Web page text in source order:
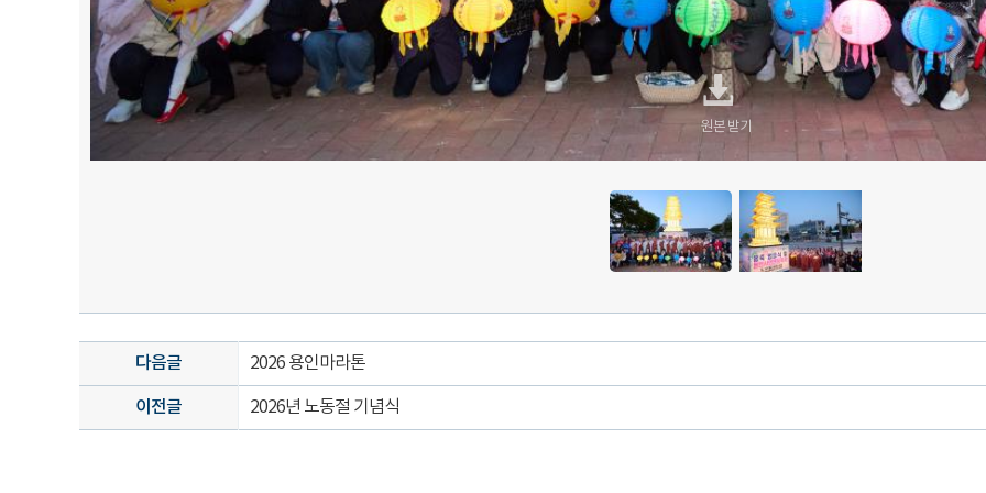
원본 받기
원본 받기
다음글 2026 용인마라톤
이전글 2026년 노동절 기념식